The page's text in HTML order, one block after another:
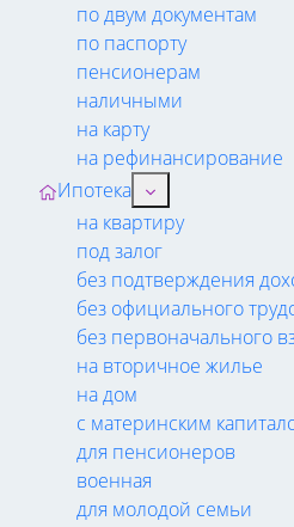
по двум документам
по паспорту
пенсионерам
наличными
на карту
на рефинансирование
Ипотека
на квартиру
под залог
без подтверждения
без официального
без первоначального
на вторичное жилье
на дом
с материнским
для пенсионеров
военная
для молодой семьи